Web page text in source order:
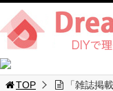
TOP 「雑誌掲